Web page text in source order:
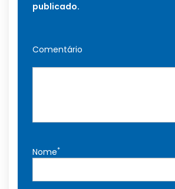
publicado.
Comentário
Nome*